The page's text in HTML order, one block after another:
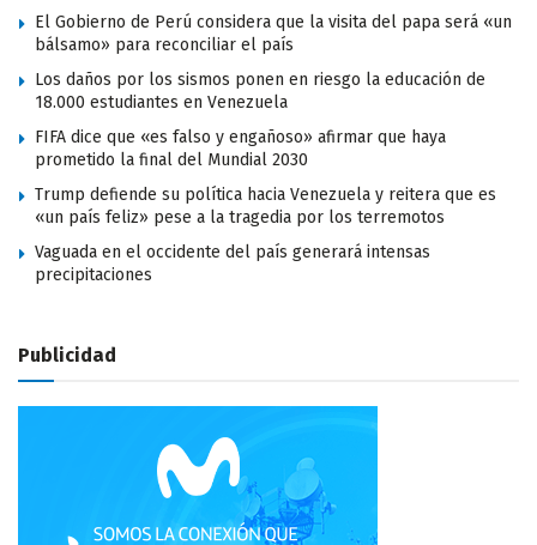
El Gobierno de Perú considera que la visita del papa será «un
bálsamo» para reconciliar el país
Los daños por los sismos ponen en riesgo la educación de
18.000 estudiantes en Venezuela
FIFA dice que «es falso y engañoso» afirmar que haya
prometido la final del Mundial 2030
Trump defiende su política hacia Venezuela y reitera que es
«un país feliz» pese a la tragedia por los terremotos
Vaguada en el occidente del país generará intensas
precipitaciones
Publicidad